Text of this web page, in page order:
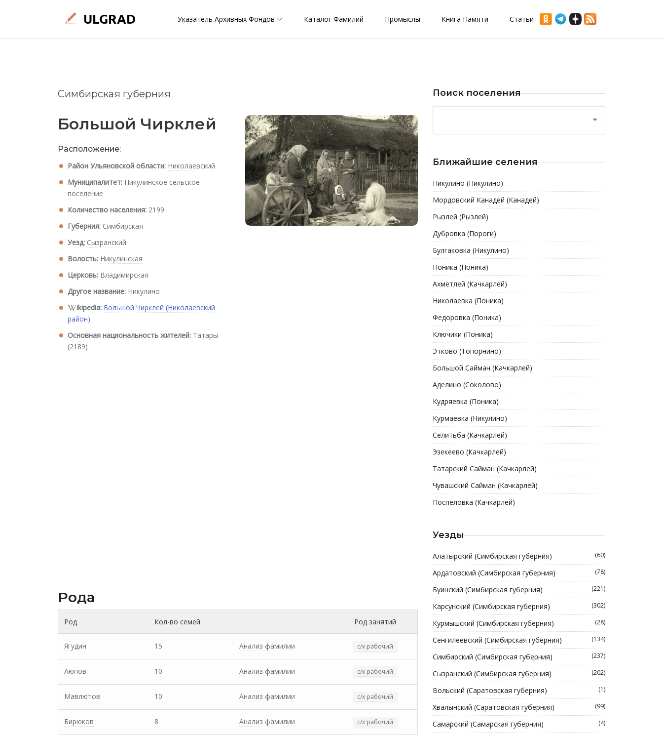
Указатель Архивных Фондов Каталог Фамилий Промыслы Книга Памяти Статьи
Симбирская губерния
Большой Чирклей
Расположение:
Район Ульяновской области: Николаевский
Муниципалитет: Никулинское сельское
поселение
Количество населения: 2199
Губерния: Симбирская
Уезд: Сызранский
Волость: Никулинская
Церковь: Владимирская
Другое название: Никулино
ikipedia: Большой Чирклей (Николаевский
район)
Основная национальность жителей: Татары
(2189)
Рода
Род Кол-во семей Род занятий
Ягудин 15 Анализ фамилии с/х рабочий
Аюпов 10 Анализ фамилии с/х рабочий
Мавлютов 10 Анализ фамилии с/х рабочий
Бирюков 8 Анализ фамилии с/х рабочий
Поиск поселения
Ближайшие селения
Никулино (Никулино)
Мордовский Канадей (Канадей)
Рызлей (Рызлей)
Дубровка (Пороги)
Булгаковка (Никулино)
Поника (Поника)
Ахметлей (Качкарлей)
Николаевка (Поника)
Федоровка (Поника)
Ключики (Поника)
Этково (Топорнино)
Большой Сайман (Качкарлей)
Аделино (Соколово)
Кудряевка (Поника)
Курмаевка (Никулино)
Селитьба (Качкарлей)
Эзекеево (Качкарлей)
Татарский Сайман (Качкарлей)
Чувашский Сайман (Качкарлей)
Поспеловка (Качкарлей)
Уезды
Алатырский (Симбирская губерния) (60)
Ардатовский (Симбирская губерния) (78)
Буинский (Симбирская губерния) (221)
Карсунский (Симбирская губерния) (302)
Курмышский (Симбирская губерния) (28)
Сенгилеевский (Симбирская губерния) (134)
Симбирский (Симбирская губерния) (237)
Сызранский (Симбирская губерния) (202)
Вольский (Саратовская губерния) (1)
Хвалынский (Саратовская губерния) (99)
Самарский (Самарская губерния) (4)